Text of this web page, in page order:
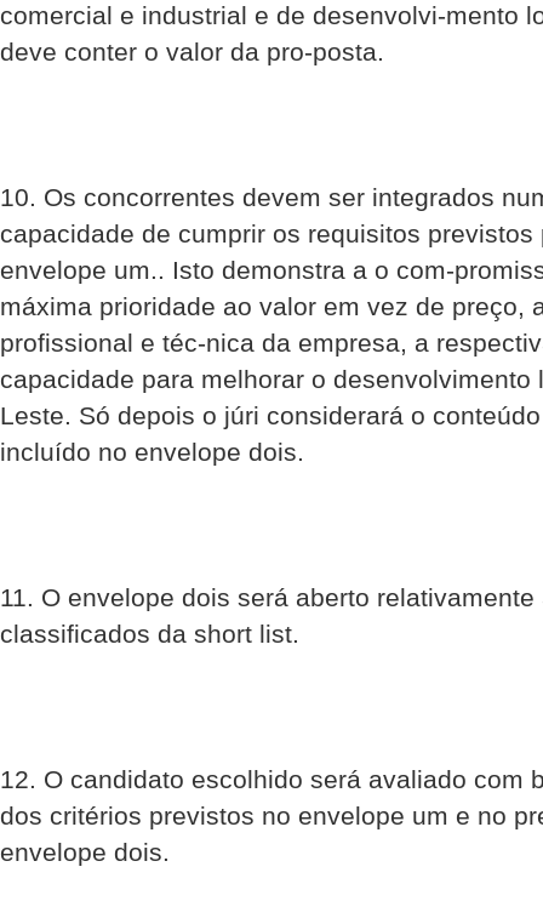
comercial e industrial e de desenvolvi-mento
deve conter o valor da pro-posta.
10. Os concorrentes devem ser integrados
capacidade de cumprir os requisitos
envelope um.. Isto demonstra a o com-
máxima prioridade ao valor em vez de preço,
profissional e téc-nica da empresa, a
capacidade para melhorar o desenvolvimento
Leste. Só depois o júri considerará o
incluído no envelope dois.
11. O envelope dois será aberto
classificados da short list.
12. O candidato escolhido será avaliado com
dos critérios previstos no envelope um e no
envelope dois.